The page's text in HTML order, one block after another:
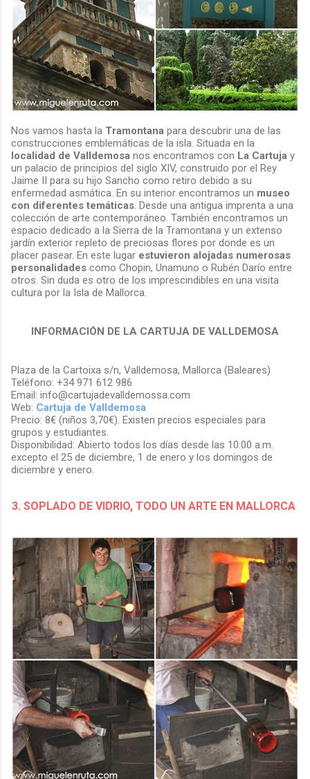
Nos vamos hasta la Tramontana para descubrir una de las
construcciones emblemáticas de la isla. Situada en la
localidad de Valldemosa nos encontramos con La Cartuja y
un palacio de principios del siglo XIV, construido por el Rey
Jaime II para su hijo Sancho como retiro debido a su
enfermedad asmática. En su interior encontramos un museo
con diferentes temáticas. Desde una antigua imprenta a una
colección de arte contemporáneo. También encontramos un
espacio dedicado a la Sierra de la Tramontana y un extenso
jardín exterior repleto de preciosas flores por donde es un
placer pasear. En este lugar estuvieron alojadas numerosas
personalidades como Chopin, Unamuno o Rubén Darío entre
otros. Sin duda es otro de los imprescindibles en una visita
cultura por la Isla de Mallorca.
INFORMACIÓN DE LA CARTUJA DE VALLDEMOSA
Plaza de la Cartoixa s/n, Valldemosa, Mallorca (Baleares)
Teléfono: +34 971 612 986
Email: info@cartujadevalldemossa.com
Web: Cartuja de Valldemosa
Precio: 8€ (niños 3,70€). Existen precios especiales para
grupos y estudiantes.
Disponibilidad: Abierto todos los días desde las 10:00 a.m.
excepto el 25 de diciembre, 1 de enero y los domingos de
diciembre y enero.
3. SOPLADO DE VIDRIO, TODO UN ARTE EN MALLORCA